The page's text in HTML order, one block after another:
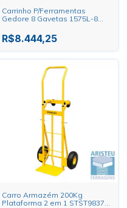
Carrinho P/Ferramentas
Gedore 8 Gavetas 1575L-8
R$8.444,25
Carro Armazém 200Kg
Plataforma 2 em 1 STST98372-